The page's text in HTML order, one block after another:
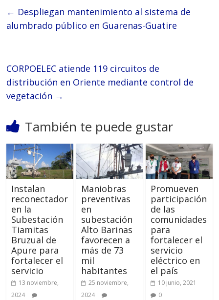
← Despliegan mantenimiento al sistema de
alumbrado público en Guarenas-Guatire
CORPOELEC atiende 119 circuitos de
distribución en Oriente mediante control de
vegetación →
También te puede gustar
Instalan
reconectador
en la
Subestación
Tiamitas
Bruzual de
Apure para
fortalecer el
servicio
13 noviembre,
2024
Maniobras
preventivas
en
subestación
Alto Barinas
favorecen a
más de 73
mil
habitantes
25 noviembre,
2024
Promueven
participación
de las
comunidades
para
fortalecer el
servicio
eléctrico en
el país
10 junio, 2021
0